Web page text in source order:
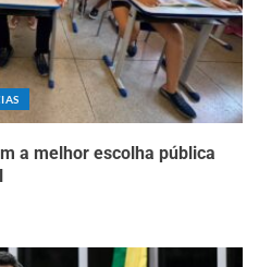
a melhor escolha pública